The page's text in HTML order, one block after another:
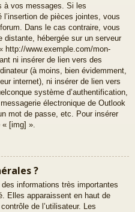
à vos messages. Si les
de pièces jointes, vous
Dans le cas contraire, vous
distante, hébergée sur un serveur
http://www.exemple.com/mon-
ni insérer de lien vers des
(à moins, bien évidemment,
internet), ni insérer de lien vers
système d’authentification,
électronique de Outlook
mot de passe, etc. Pour insérer
[img] ».
?
informations très importantes
Elles apparaissent en haut de
de l’utilisateur. Les